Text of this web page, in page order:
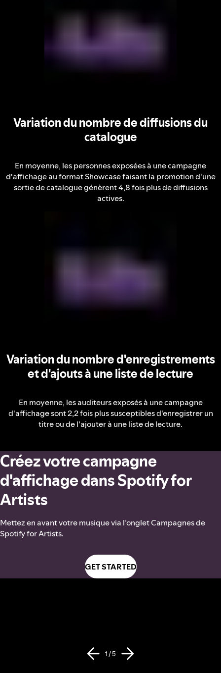
Variation du nombre de diffusions du
catalogue
En moyenne, les personnes exposées à une campagne
d'affichage au format Showcase faisant la promotion d'une
sortie de catalogue génèrent 4,8 fois plus de diffusions
actives.
Variation du nombre d'enregistrements
et d'ajouts à une liste de lecture
En moyenne, les auditeurs exposés à une campagne
d'affichage sont 2,2 fois plus susceptibles d'enregistrer un
titre ou de l'ajouter à une liste de lecture.
Créez votre campagne
d'affichage dans Spotify for
Artists
Mettez en avant votre musique via l’onglet Campagnes de
Spotify for Artists.
GET STARTED
1 / 5